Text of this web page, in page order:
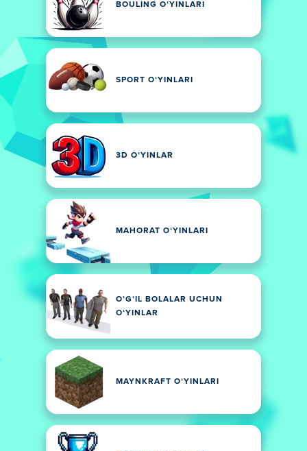
BOULING OʻYINLARI
SPORT OʻYINLARI
3D OʻYINLAR
MAHORAT OʻYINLARI
OʻGʻIL BOLALAR UCHUN
OʻYINLAR
MAYNKRAFT OʻYINLARI